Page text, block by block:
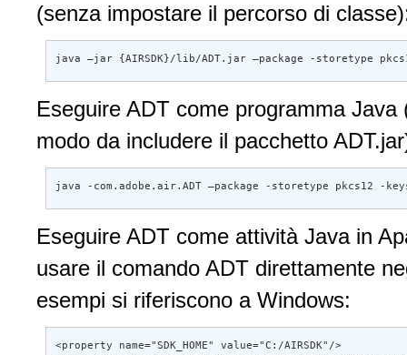
(senza impostare il percorso di
java –jar {AIRSDK}/lib/ADT.jar –package -storetype
Eseguire ADT come programma
modo da includere il pacchetto
java -com.adobe.air.ADT –package -storetype pkcs12 -
Eseguire ADT come attività Java in
usare il comando ADT direttamente
esempi si riferiscono a Windows:
<property name="SDK_HOME" value="C:/AIRSDK"/>